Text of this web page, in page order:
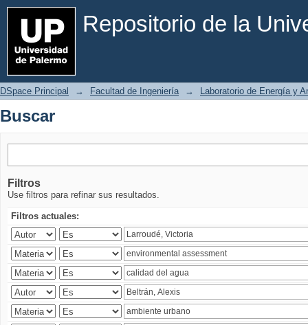
Repositorio de la
Buscar
DSpace Principal → Facultad de Ingeniería → Laboratorio de Energía y
Buscar
Filtros
Use filtros para refinar sus resultados.
Filtros actuales: